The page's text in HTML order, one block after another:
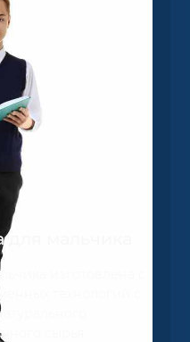
мальчика
изготовлена с
технологий с
сырья.